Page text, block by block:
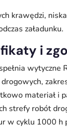
krawędzi,
załadunku.
i
materiał i
strefy robót
w cyklu 1000 h